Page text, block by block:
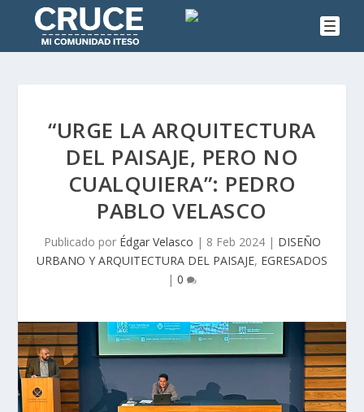
“URGE LA ARQUITECTURA
DEL PAISAJE, PERO NO
CUALQUIERA”: PEDRO
PABLO VELASCO
Publicado por Édgar Velasco | 8 Feb 2024| DISEÑO
URBANO Y ARQUITECTURA DEL PAISAJE, EGRESADOS
| 0